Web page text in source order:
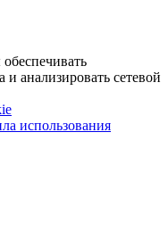
анализировать сетевой
использования